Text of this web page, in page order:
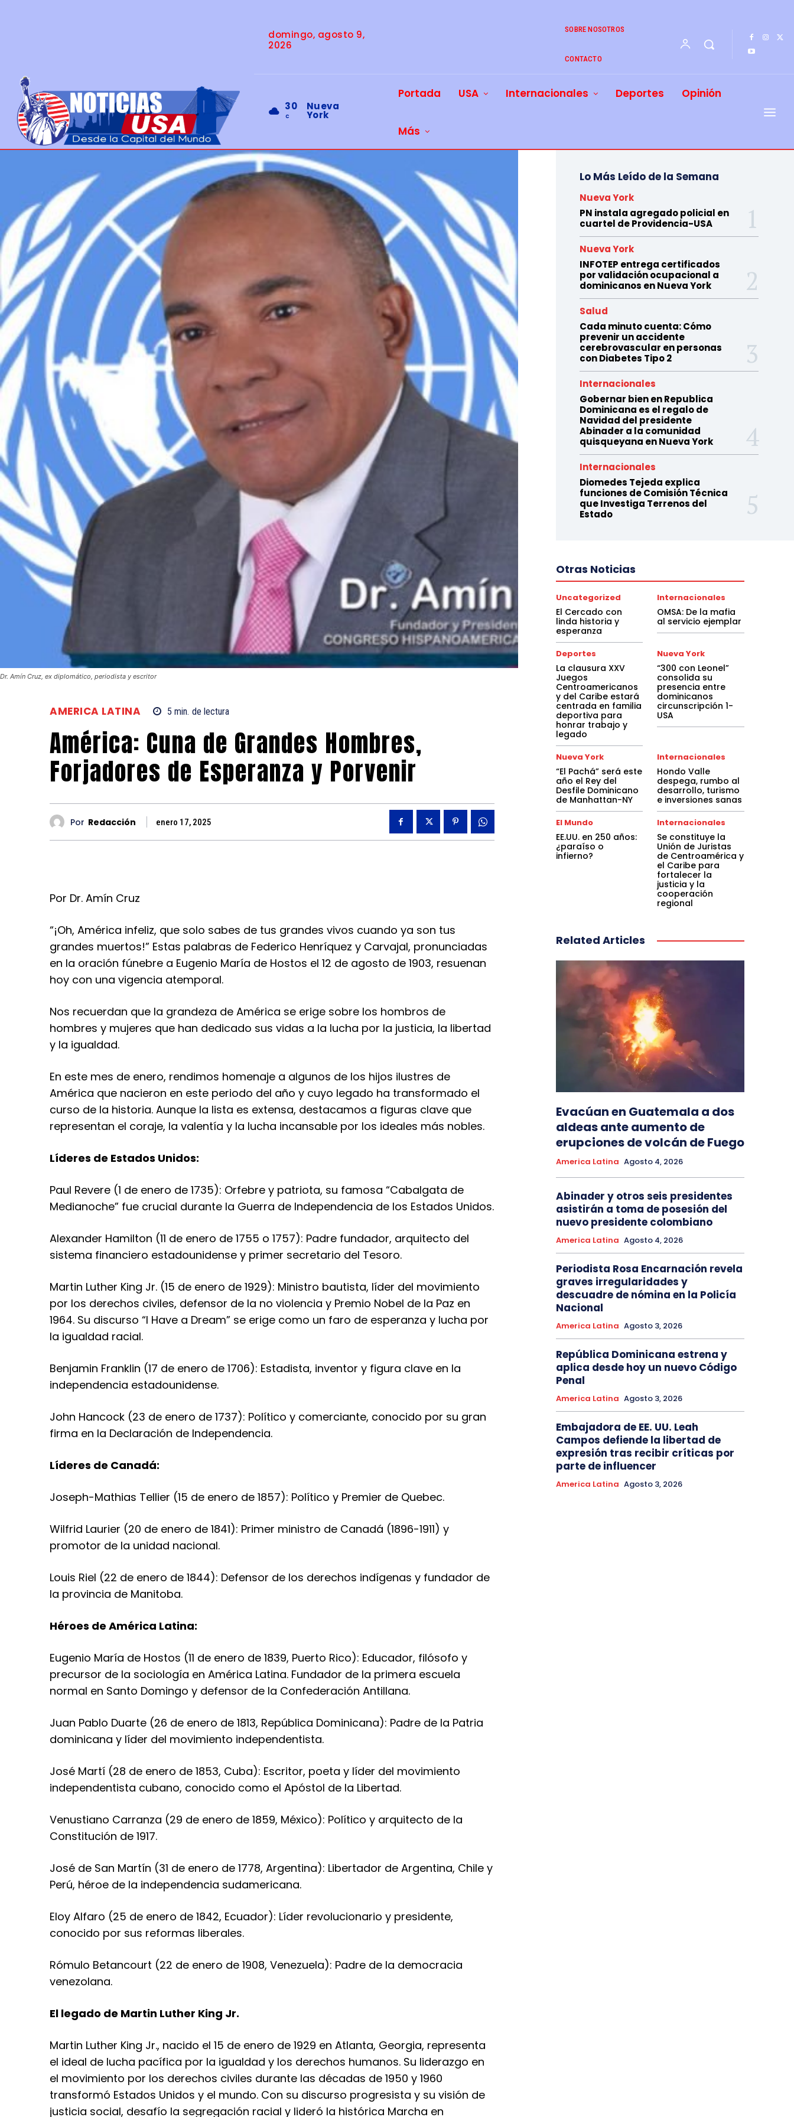
domingo, agosto 9,
2026
SOBRE NOSOTROS
CONTACTO
30
C
Nueva
York
Portada USA Internacionales Deportes Opinión
Más
Dr. Amín Cruz, ex diplomático, periodista y escritor
AMERICA LATINA 5 min. de lectura
América: Cuna de Grandes Hombres,
Forjadores de Esperanza y Porvenir
Por Redacción enero 17, 2025
Por Dr. Amín Cruz
“¡Oh, América infeliz, que solo sabes de tus grandes vivos cuando ya son tus
grandes muertos!” Estas palabras de Federico Henríquez y Carvajal, pronunciadas
en la oración fúnebre a Eugenio María de Hostos el 12 de agosto de 1903, resuenan
hoy con una vigencia atemporal.
Nos recuerdan que la grandeza de América se erige sobre los hombros de
hombres y mujeres que han dedicado sus vidas a la lucha por la justicia, la libertad
y la igualdad.
En este mes de enero, rendimos homenaje a algunos de los hijos ilustres de
América que nacieron en este periodo del año y cuyo legado ha transformado el
curso de la historia. Aunque la lista es extensa, destacamos a figuras clave que
representan el coraje, la valentía y la lucha incansable por los ideales más nobles.
Líderes de Estados Unidos:
Paul Revere (1 de enero de 1735): Orfebre y patriota, su famosa “Cabalgata de
Medianoche” fue crucial durante la Guerra de Independencia de los Estados Unidos.
Alexander Hamilton (11 de enero de 1755 o 1757): Padre fundador, arquitecto del
sistema financiero estadounidense y primer secretario del Tesoro.
Martin Luther King Jr. (15 de enero de 1929): Ministro bautista, líder del movimiento
por los derechos civiles, defensor de la no violencia y Premio Nobel de la Paz en
1964. Su discurso “I Have a Dream” se erige como un faro de esperanza y lucha por
la igualdad racial.
Benjamin Franklin (17 de enero de 1706): Estadista, inventor y figura clave en la
independencia estadounidense.
John Hancock (23 de enero de 1737): Político y comerciante, conocido por su gran
firma en la Declaración de Independencia.
Líderes de Canadá:
Joseph-Mathias Tellier (15 de enero de 1857): Político y Premier de Quebec.
Wilfrid Laurier (20 de enero de 1841): Primer ministro de Canadá (1896-1911) y
promotor de la unidad nacional.
Louis Riel (22 de enero de 1844): Defensor de los derechos indígenas y fundador de
la provincia de Manitoba.
Héroes de América Latina:
Eugenio María de Hostos (11 de enero de 1839, Puerto Rico): Educador, filósofo y
precursor de la sociología en América Latina. Fundador de la primera escuela
normal en Santo Domingo y defensor de la Confederación Antillana.
Juan Pablo Duarte (26 de enero de 1813, República Dominicana): Padre de la Patria
dominicana y líder del movimiento independentista.
José Martí (28 de enero de 1853, Cuba): Escritor, poeta y líder del movimiento
independentista cubano, conocido como el Apóstol de la Libertad.
Venustiano Carranza (29 de enero de 1859, México): Político y arquitecto de la
Constitución de 1917.
José de San Martín (31 de enero de 1778, Argentina): Libertador de Argentina, Chile y
Perú, héroe de la independencia sudamericana.
Eloy Alfaro (25 de enero de 1842, Ecuador): Líder revolucionario y presidente,
conocido por sus reformas liberales.
Rómulo Betancourt (22 de enero de 1908, Venezuela): Padre de la democracia
venezolana.
El legado de Martin Luther King Jr.
Martin Luther King Jr., nacido el 15 de enero de 1929 en Atlanta, Georgia, representa
el ideal de lucha pacífica por la igualdad y los derechos humanos. Su liderazgo en
el movimiento por los derechos civiles durante las décadas de 1950 y 1960
transformó Estados Unidos y el mundo. Con su discurso progresista y su visión de
justicia social, desafío la segregación racial y lideró la histórica Marcha en
Lo Más Leído de la Semana
Nueva York
PN instala agregado policial en
cuartel de Providencia-USA
Nueva York
INFOTEP entrega certificados
por validación ocupacional a
dominicanos en Nueva York
Salud
Cada minuto cuenta: Cómo
prevenir un accidente
cerebrovascular en personas
con Diabetes Tipo 2
Internacionales
Gobernar bien en Republica
Dominicana es el regalo de
Navidad del presidente
Abinader a la comunidad
quisqueyana en Nueva York
Internacionales
Diomedes Tejeda explica
funciones de Comisión Técnica
que Investiga Terrenos del
Estado
Otras Noticias
Uncategorized
El Cercado con
linda historia y
esperanza
Internacionales
OMSA: De la mafia
al servicio ejemplar
Deportes
La clausura XXV
Juegos
Centroamericanos
y del Caribe estará
centrada en familia
deportiva para
honrar trabajo y
legado
Nueva York
“300 con Leonel”
consolida su
presencia entre
dominicanos
circunscripción 1-
USA
Nueva York
“El Pachá” será este
año el Rey del
Desfile Dominicano
de Manhattan-NY
Internacionales
Hondo Valle
despega, rumbo al
desarrollo, turismo
e inversiones sanas
El Mundo
EE.UU. en 250 años:
¿paraíso o
infierno?
Internacionales
Se constituye la
Unión de Juristas
de Centroamérica y
el Caribe para
fortalecer la
justicia y la
cooperación
regional
Related Articles
Evacúan en Guatemala a dos
aldeas ante aumento de
erupciones de volcán de Fuego
America Latina Agosto 4, 2026
Abinader y otros seis presidentes
asistirán a toma de posesión del
nuevo presidente colombiano
America Latina Agosto 4, 2026
Periodista Rosa Encarnación revela
graves irregularidades y
descuadre de nómina en la Policía
Nacional
America Latina Agosto 3, 2026
República Dominicana estrena y
aplica desde hoy un nuevo Código
Penal
America Latina Agosto 3, 2026
Embajadora de EE. UU. Leah
Campos defiende la libertad de
expresión tras recibir críticas por
parte de influencer
America Latina Agosto 3, 2026